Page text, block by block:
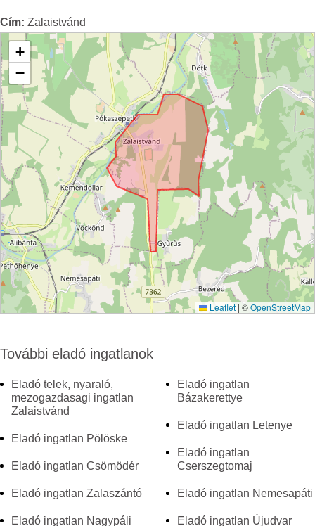
Cím: Zalaistvánd
+
−
Leaflet | ©OpenStreetMap
További eladó ingatlanok
Eladó telek, nyaraló,
mezogazdasagi ingatlan
Zalaistvánd
Eladó ingatlan Pölöske
Eladó ingatlan Csömödér
Eladó ingatlan Zalaszántó
Eladó ingatlan Nagypáli
Eladó ingatlan
Bázakerettye
Eladó ingatlan Letenye
Eladó ingatlan
Cserszegtomaj
Eladó ingatlan Nemesapáti
Eladó ingatlan Újudvar